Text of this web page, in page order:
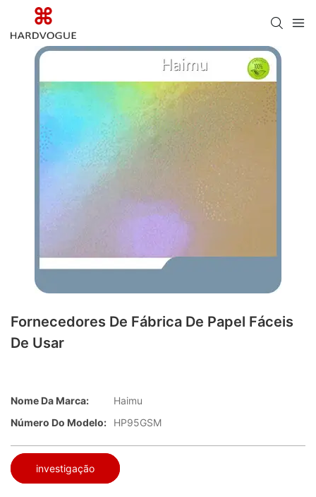
Fornecedores De Fábrica De Papel Fáceis
De Usar
Nome Da Marca:
Haimu
Número Do Modelo:
HP95GSM
investigação